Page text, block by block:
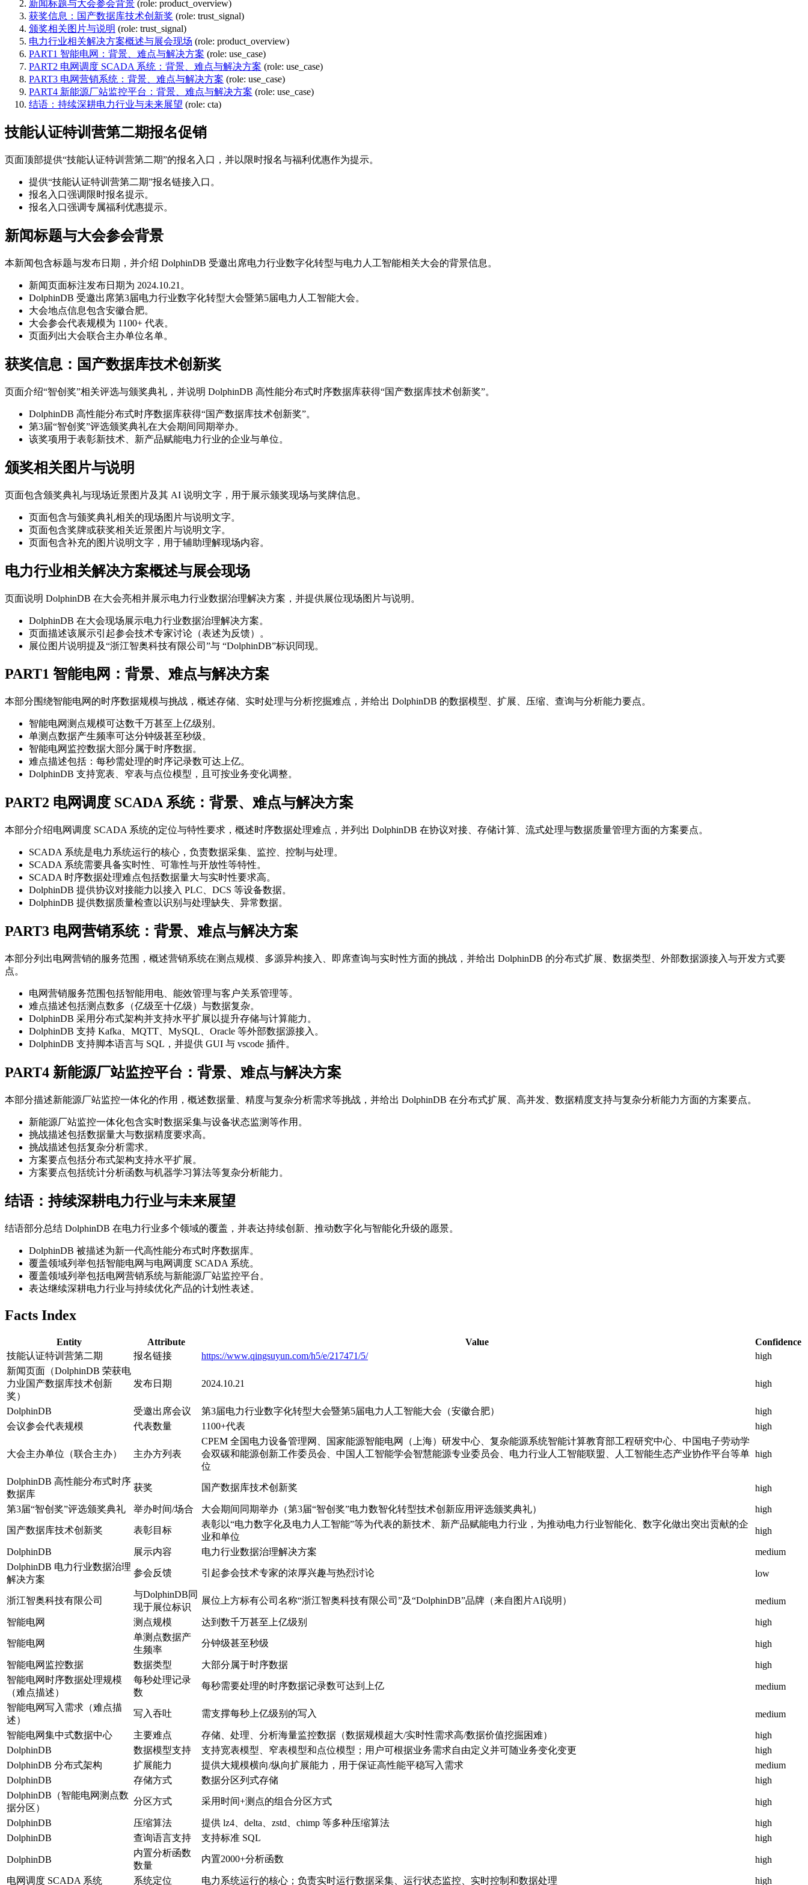
新闻标题与大会参会背景 (role: product_overview)
获奖信息：国产数据库技术创新奖 (role: trust_signal)
颁奖相关图片与说明 (role: trust_signal)
电力行业相关解决方案概述与展会现场 (role: product_overview)
PART1 智能电网：背景、难点与解决方案 (role: use_case)
PART2 电网调度 SCADA 系统：背景、难点与解决方案 (role: use_case)
PART3 电网营销系统：背景、难点与解决方案 (role: use_case)
PART4 新能源厂站监控平台：背景、难点与解决方案 (role: use_case)
结语：持续深耕电力行业与未来展望 (role: cta)
技能认证特训营第二期报名促销
页面顶部提供“技能认证特训营第二期”的报名入口，并以限时报名与福利优惠作为提示。
提供“技能认证特训营第二期”报名链接入口。
报名入口强调限时报名提示。
报名入口强调专属福利优惠提示。
新闻标题与大会参会背景
本新闻包含标题与发布日期，并介绍 DolphinDB 受邀出席电力行业数字化转型与电力人工智能相关大会的背景信息。
新闻页面标注发布日期为 2024.10.21。
DolphinDB 受邀出席第3届电力行业数字化转型大会暨第5届电力人工智能大会。
大会地点信息包含安徽合肥。
大会参会代表规模为 1100+ 代表。
页面列出大会联合主办单位名单。
获奖信息：国产数据库技术创新奖
页面介绍“智创奖”相关评选与颁奖典礼，并说明 DolphinDB 高性能分布式时序数据库获得“国产数据库技术创新奖”。
DolphinDB 高性能分布式时序数据库获得“国产数据库技术创新奖”。
第3届“智创奖”评选颁奖典礼在大会期间同期举办。
该奖项用于表彰新技术、新产品赋能电力行业的企业与单位。
颁奖相关图片与说明
页面包含颁奖典礼与现场近景图片及其 AI 说明文字，用于展示颁奖现场与奖牌信息。
页面包含与颁奖典礼相关的现场图片与说明文字。
页面包含奖牌或获奖相关近景图片与说明文字。
页面包含补充的图片说明文字，用于辅助理解现场内容。
电力行业相关解决方案概述与展会现场
页面说明 DolphinDB 在大会亮相并展示电力行业数据治理解决方案，并提供展位现场图片与说明。
DolphinDB 在大会现场展示电力行业数据治理解决方案。
页面描述该展示引起参会技术专家讨论（表述为反馈）。
展位图片说明提及“浙江智奥科技有限公司”与 “DolphinDB”标识同现。
PART1 智能电网：背景、难点与解决方案
本部分围绕智能电网的时序数据规模与挑战，概述存储、实时处理与分析挖掘难点，并给出 DolphinDB 的数据模型、扩展、压缩、查询与分析能力要点。
智能电网测点规模可达数千万甚至上亿级别。
单测点数据产生频率可达分钟级甚至秒级。
智能电网监控数据大部分属于时序数据。
难点描述包括：每秒需处理的时序记录数可达上亿。
DolphinDB 支持宽表、窄表与点位模型，且可按业务变化调整。
PART2 电网调度 SCADA 系统：背景、难点与解决方案
本部分介绍电网调度 SCADA 系统的定位与特性要求，概述时序数据处理难点，并列出 DolphinDB 在协议对接、存储计算、流式处理与数据质量管理方面的方案要点。
SCADA 系统是电力系统运行的核心，负责数据采集、监控、控制与处理。
SCADA 系统需要具备实时性、可靠性与开放性等特性。
SCADA 时序数据处理难点包括数据量大与实时性要求高。
DolphinDB 提供协议对接能力以接入 PLC、DCS 等设备数据。
DolphinDB 提供数据质量检查以识别与处理缺失、异常数据。
PART3 电网营销系统：背景、难点与解决方案
本部分列出电网营销的服务范围，概述营销系统在测点规模、多源异构接入、即席查询与实时性方面的挑战，并给出 DolphinDB 的分布式扩展、数据类型、外部数据源接入与开发方式要
点。
电网营销服务范围包括智能用电、能效管理与客户关系管理等。
难点描述包括测点数多（亿级至十亿级）与数据复杂。
DolphinDB 采用分布式架构并支持水平扩展以提升存储与计算能力。
DolphinDB 支持 Kafka、MQTT、MySQL、Oracle 等外部数据源接入。
DolphinDB 支持脚本语言与 SQL，并提供 GUI 与 vscode 插件。
PART4 新能源厂站监控平台：背景、难点与解决方案
本部分描述新能源厂站监控一体化的作用，概述数据量、精度与复杂分析需求等挑战，并给出 DolphinDB 在分布式扩展、高并发、数据精度支持与复杂分析能力方面的方案要点。
新能源厂站监控一体化包含实时数据采集与设备状态监测等作用。
挑战描述包括数据量大与数据精度要求高。
挑战描述包括复杂分析需求。
方案要点包括分布式架构支持水平扩展。
方案要点包括统计分析函数与机器学习算法等复杂分析能力。
结语：持续深耕电力行业与未来展望
结语部分总结 DolphinDB 在电力行业多个领域的覆盖，并表达持续创新、推动数字化与智能化升级的愿景。
DolphinDB 被描述为新一代高性能分布式时序数据库。
覆盖领域列举包括智能电网与电网调度 SCADA 系统。
覆盖领域列举包括电网营销系统与新能源厂站监控平台。
表达继续深耕电力行业与持续优化产品的计划性表述。
Facts Index
Entity Attribute Value
Confidence
技能认证特训营第二期
报名链接 https://www.qingsuyun.com/h5/e/217471/5/
high
新闻页面（DolphinDB 荣获电
力业国产数据库技术创新
奖）
发布日期 2024.10.21 high
DolphinDB 受邀出席会议 第3届电力行业数字化转型大会暨第5届电力人工智能大会（安徽合肥）
high
会议参会代表规模
代表数量 1100+代表 high
大会主办单位（联合主办） 主办方列表
CPEM 全国电力设备管理网、国家能源智能电网（上海）研发中心、复杂能源系统智能计算教育部工程研究中心、中国电子劳动学
会双碳和能源创新工作委员会、中国人工智能学会智慧能源专业委员会、电力行业人工智能联盟、人工智能生态产业协作平台等单
位
high
DolphinDB 高性能分布式时序
数据库
获奖 国产数据库技术创新奖 high
第3届“智创奖”评选颁奖典礼 举办时间/场合 大会期间同期举办（第3届“智创奖”电力数智化转型技术创新应用评选颁奖典礼） high
国产数据库技术创新奖 表彰目标
表彰以“电力数字化及电力人工智能”等为代表的新技术、新产品赋能电力行业，为推动电力行业智能化、数字化做出突出贡献的企
业和单位
high
DolphinDB 展示内容 电力行业数据治理解决方案
medium
DolphinDB 电力行业数据治理
解决方案
参会反馈 引起参会技术专家的浓厚兴趣与热烈讨论 low
浙江智奥科技有限公司
与DolphinDB同
现于展位标识
展位上方标有公司名称“浙江智奥科技有限公司”及“DolphinDB”品牌（来自图片AI说明） medium
智能电网 测点规模 达到数千万甚至上亿级别 high
智能电网
单测点数据产
生频率
分钟级甚至秒级 high
智能电网监控数据 数据类型 大部分属于时序数据
high
智能电网时序数据处理规模
（难点描述）
每秒处理记录
数
每秒需要处理的时序数据记录数可达到上亿 medium
智能电网写入需求（难点描
述）
写入吞吐 需支撑每秒上亿级别的写入 medium
智能电网集中式数据中心 主要难点 存储、处理、分析海量监控数据（数据规模超大/实时性需求高/数据价值挖掘困难）
high
DolphinDB
数据模型支持 支持宽表模型、窄表模型和点位模型；用户可根据业务需求自由定义并可随业务变化变更
high
DolphinDB 分布式架构
扩展能力 提供大规模横向/纵向扩展能力，用于保证高性能平稳写入需求
medium
DolphinDB
存储方式 数据分区列式存储
high
DolphinDB（智能电网测点数
据分区）
分区方式 采用时间+测点的组合分区方式 high
DolphinDB 压缩算法 提供 lz4、delta、zstd、chimp 等多种压缩算法
high
DolphinDB
查询语言支持 支持标准 SQL high
DolphinDB
内置分析函数
数量
内置2000+分析函数 high
电网调度 SCADA 系统 系统定位 电力系统运行的核心；负责实时运行数据采集、运行状态监控、实时控制和数据处理 high